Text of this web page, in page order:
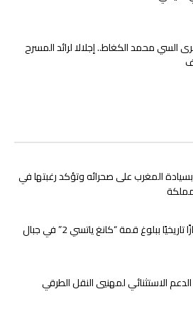
السي محمد الكغاط.. إجلالا لرائد المسرح
بسيادة المغرب على صحرائه وتؤكد رغبتها في
يوسف التازي يحقق إنجازًا تاريخيًا ببلوغ قمة “كانغ ياتسي 2” في جبال
الاستثنائي لمهنيي النقل الطرقي